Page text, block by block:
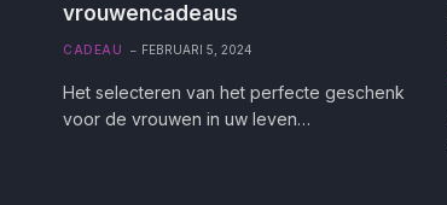
vrouwencadeaus
CADEAU FEBRUARI 5, 2024
Het selecteren van het perfecte geschenk
voor de vrouwen in uw leven…